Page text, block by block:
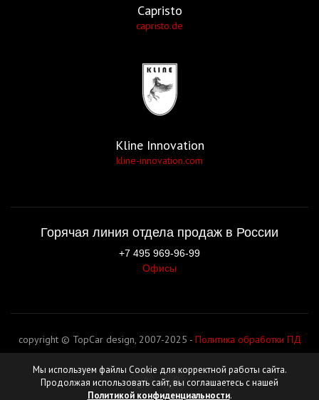
Capristo
capristo.de
Kline Innovation
kline-innovation.com
Горячая линия отдела продаж в России
+7 495 969-96-99
Офисы
copyright © TopCar design, 2007-2025 - Политика обработки ПД
Мы используем файлы Cookie для корректной работы сайта.
Продолжая использовать сайт, вы соглашаетесь с нашей
Политикой конфиденциальности.